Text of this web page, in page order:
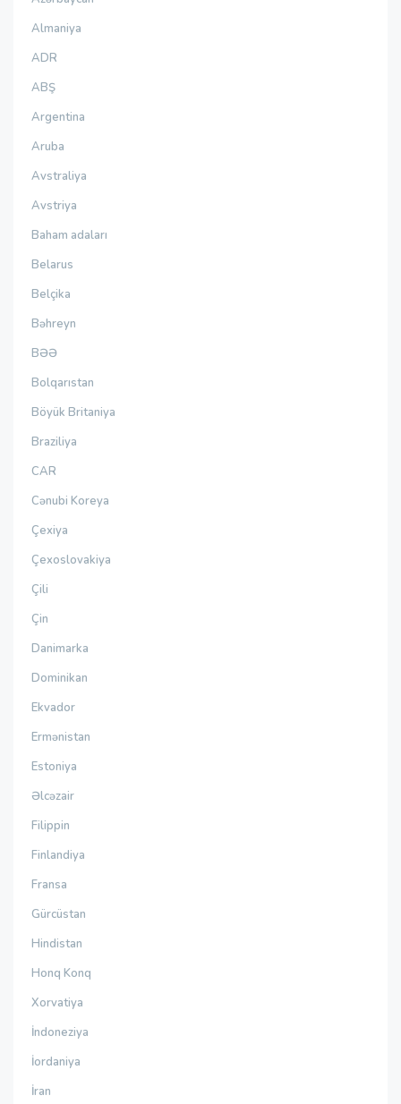
Almaniya
ADR
ABŞ
Argentina
Aruba
Avstraliya
Avstriya
Baham adaları
Belarus
Belçika
Bəhreyn
BƏƏ
Bolqarıstan
Böyük Britaniya
Braziliya
CAR
Cənubi Koreya
Çexiya
Çexoslovakiya
Çili
Çin
Danimarka
Dominikan
Ekvador
Ermənistan
Estoniya
Əlcəzair
Filippin
Finlandiya
Fransa
Gürcüstan
Hindistan
Honq Konq
Xorvatiya
İndoneziya
İordaniya
İran